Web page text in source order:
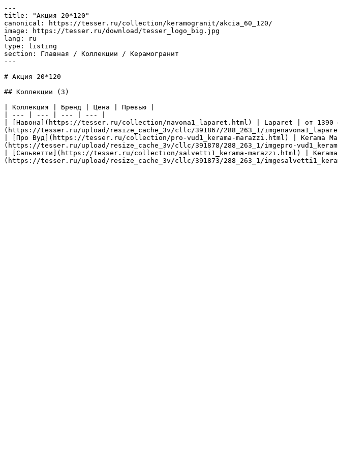
---
title: "Акция 20*120"
canonical: https://tesser.ru/collection/keramogranit/akcia_60_120/
image: https://tesser.ru/download/tesser_logo_big.jpg
lang: ru
type: listing
section: Главная / Коллекции / Керамогранит
---
# Акция 20*120
## Коллекции (3)
| Коллекция | Бренд | Цена | Превью |
| --- | --- | --- | --- |
| [Навона](https://tesser.ru/collection/navona1_laparet.html) | Laparet | от 1390
(https://tesser.ru/upload/resize_cache_3v/cllc/391867/288_263_1/
| [Про Вуд](https://tesser.ru/collection/pro-vud1_kerama-marazzi.html) | Kerama
(https://tesser.ru/upload/resize_cache_3v/cllc/391878/288_263_1/imgepro-
| [Сальветти](https://tesser.ru/collection/salvetti1_kerama-marazzi.html) |
(https://tesser.ru/upload/resize_cache_3v/cllc/391873/288_263_1/